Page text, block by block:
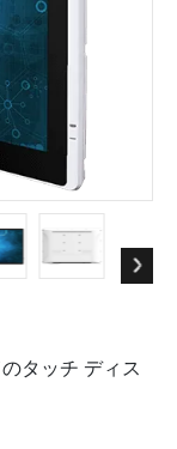
タッチ ディス